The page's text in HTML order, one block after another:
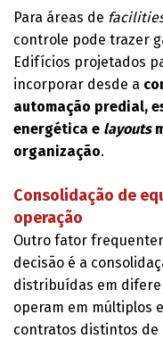
Para áreas de
controle pode trazer
Edifícios projetados
incorporar desde a
automação predial,
energética e layouts
organização.
Consolidação de
operação
Outro fator
decisão é a
distribuídas em
operam em múltiplos
contratos distintos de